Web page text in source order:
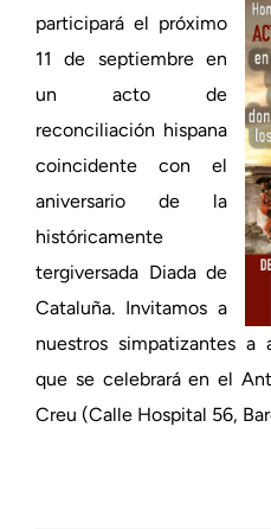
participará el próximo
11 de septiembre en
un acto de
reconciliación hispana
coincidente con el
aniversario de la
históricamente
tergiversada Diada de
Cataluña. Invitamos a
nuestros simpatizantes a
que se celebrará en el
Creu (Calle Hospital 56,